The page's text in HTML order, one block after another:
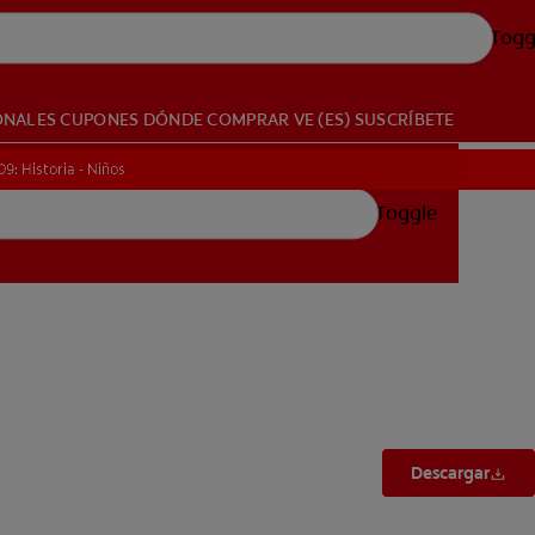
CUPONES DÓNDE COMPRAR VE (ES) SUSCRÍBETE
Toggle
Historia - Niños
Historia - Niños
Descargar